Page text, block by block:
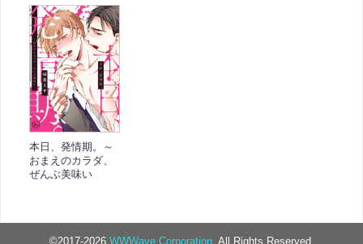
本日、発情期。～
おまえのカラダ、
ぜんぶ美味い
©2017-2026 WWWave Corporation. All Rights Reserved.